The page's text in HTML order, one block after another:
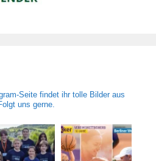
Seite findet ihr tolle Bilder aus
uns gerne.